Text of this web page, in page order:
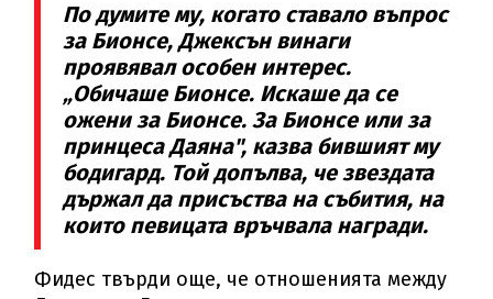
По думите му, когато ставало въпрос
за Бионсе, Джексън винаги
проявявал особен интерес.
„Обичаше Бионсе. Искаше да се
ожени за Бионсе. За Бионсе или за
принцеса Даяна", казва бившият му
бодигард. Той допълва, че звездата
държал да присъства на събития, на
които певицата връчвала награди.
Фидес твърди още, че отношенията между